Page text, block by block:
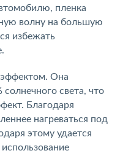
пленка
волну на большую
избежать
Она
света, что
Благодаря
нагреваться под
этому удается